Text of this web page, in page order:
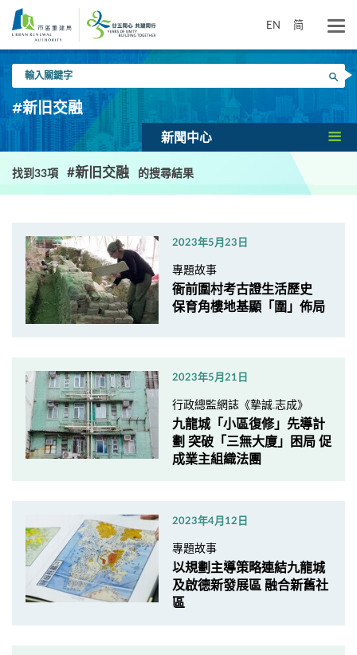
要
EN 简
入
關
鍵
搜尋
#新旧交融
新聞中心
找到33項 #新旧交融 的搜尋結果
2023年5月23日
專題故事
衙前圍村考古證生活歷史
保育角樓地基顯「圍」佈局
2023年5月21日
行政總監網誌《摯誠.志成》
九龍城「小區復修」先導計
劃 突破「三無大廈」困局 促
成業主組織法團
2023年4月12日
專題故事
以規劃主導策略連結九龍城
及啟德新發展區 融合新舊社
區